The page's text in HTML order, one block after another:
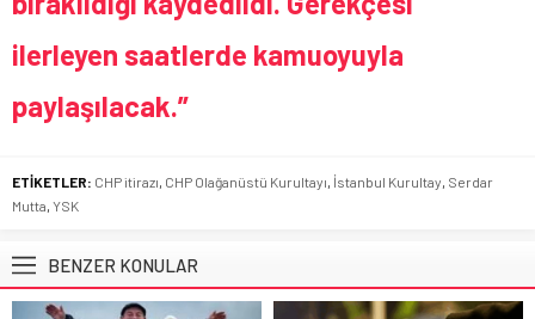
ilerleyen saatlerde kamuoyuyla
paylaşılacak.”
ETİKETLER: CHP itirazı, CHP Olağanüstü Kurultayı, İstanbul Kurultay, Serdar
Mutta, YSK
BENZER KONULAR